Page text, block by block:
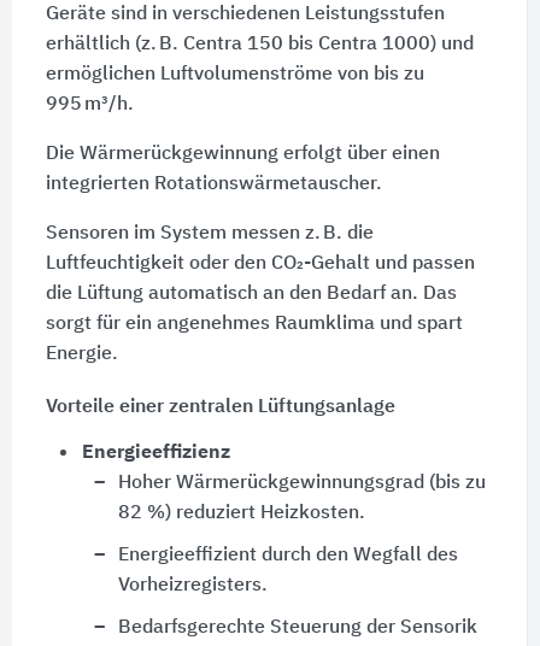
Geräte sind in verschiedenen Leistungsstufen
erhältlich (z. B. Centra 150 bis Centra 1000) und
ermöglichen Luftvolumenströme von bis zu
995 m³/h.
Die Wärmerückgewinnung erfolgt über einen
integrierten Rotationswärmetauscher.
Sensoren im System messen z. B. die
Luftfeuchtigkeit oder den CO₂-Gehalt und passen
die Lüftung automatisch an den Bedarf an. Das
sorgt für ein angenehmes Raumklima und spart
Energie.
Vorteile einer zentralen Lüftungsanlage
Energieeffizienz
Hoher Wärmerückgewinnungsgrad (bis zu
82 %) reduziert Heizkosten.
Energieeffizient durch den Wegfall des
Vorheizregisters.
Bedarfsgerechte Steuerung der Sensorik